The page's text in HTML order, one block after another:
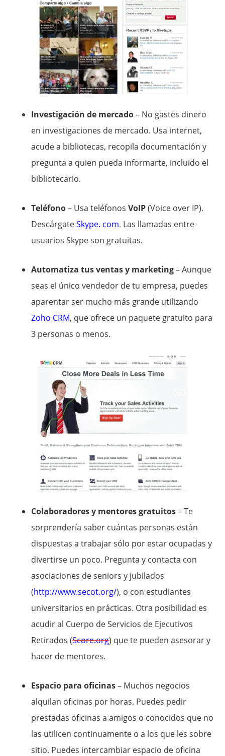
Investigación de mercado– No gastes dinero
en investigaciones de mercado. Usa internet,
acude a bibliotecas, recopila documentación y
pregunta a quien pueda informarte, incluido el
bibliotecario.
Teléfono– Usa teléfonosVoIP(Voice over IP).
DescárgateSkype. com. Las llamadas entre
usuarios Skype son gratuitas.
Automatiza tus ventas y marketing– Aunque
seas el único vendedor de tu empresa, puedes
aparentar ser mucho más grande utilizando
Zoho CRM, que ofrece un paquete gratuito para
3 personas o menos.
Colaboradores y mentores gratuitos– Te
sorprendería saber cuántas personas están
dispuestas a trabajar sólo por estar ocupadas y
divertirse un poco. Pregunta y contacta con
asociaciones de seniors y jubilados
(http://www.secot.org/), o con estudiantes
universitarios en prácticas. Otra posibilidad es
acudir al Cuerpo de Servicios de Ejecutivos
Retirados (Score.org) que te pueden asesorar y
hacer de mentores.
Espacio para oficinas– Muchos negocios
alquilan oficinas por horas. Puedes pedir
prestadas oficinas a amigos o conocidos que no
las utilicen continuamente o a los que les sobre
sitio. Puedes intercambiar espacio de oficina